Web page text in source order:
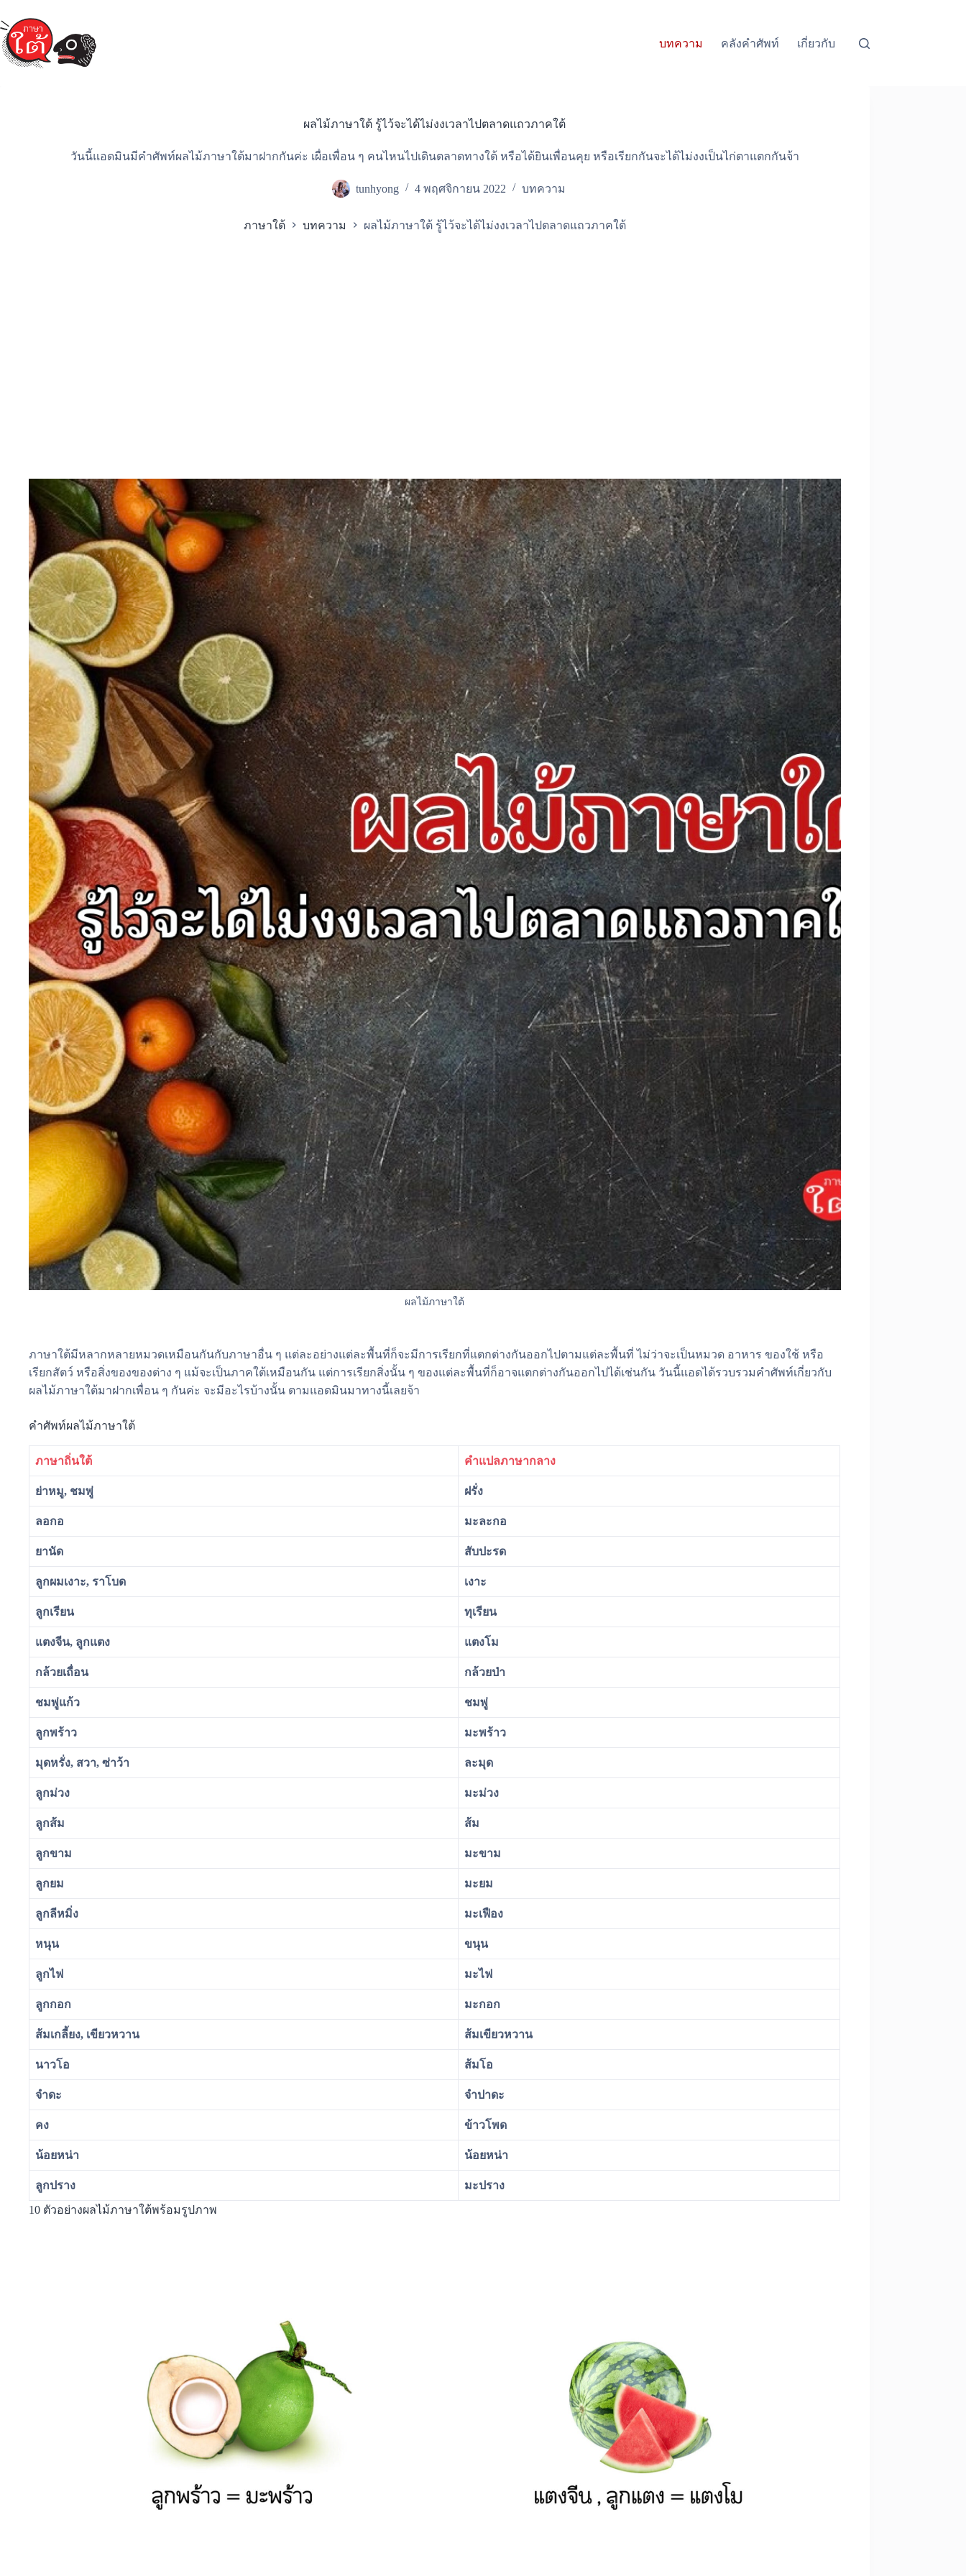
to
content
บทความ
คลังคำศัพท์ เกี่ยวกับ
ผลไม้ภาษาใต้ รู้ไว้จะได้ไม่งงเวลาไปตลาดแถวภาคใต้
วันนี้แอดมินมีคำศัพท์ผลไม้ภาษาใต้มาฝากกันค่ะ เผื่อเพื่อน ๆ คนไหนไปเดินตลาดทางใต้ หรือได้ยินเพื่อนคุย หรือเรียกกันจะได้ไม่งงเป็นไก่ตาแตกกันจ้า
tunhyong 4 พฤศจิกายน 2022 บทความ
ภาษาใต้ บทความ ผลไม้ภาษาใต้ รู้ไว้จะได้ไม่งงเวลาไปตลาดแถวภาคใต้
ผลไม้ภาษาใต้
ภาษาใต้มีหลากหลายหมวดเหมือนกันกับภาษาอื่น ๆ แต่ละอย่างแต่ละพื้นที่ก็จะมีการเรียกที่แตกต่างกันออกไปตามแต่ละพื้นที่ ไม่ว่าจะเป็นหมวด อาหาร ของใช้ หรือ
เรียกสัตว์ หรือสิ่งของของต่าง ๆ แม้จะเป็นภาคใต้เหมือนกัน แต่การเรียกสิ่งนั้น ๆ ของแต่ละพื้นที่ก็อาจแตกต่างกันออกไปได้เช่นกัน วันนี้แอดได้รวบรวมคำศัพท์เกี่ยวกับ
ผลไม้ภาษาใต้มาฝากเพื่อน ๆ กันค่ะ จะมีอะไรบ้างนั้น ตามแอดมินมาทางนี้เลยจ้า
คำศัพท์ผลไม้ภาษาใต้
ภาษาถิ่นใต้ คำแปลภาษากลาง
ย่าหมู, ชมพู่ ฝรั่ง
ลอกอ มะละกอ
ยานัด สับปะรด
ลูกผมเงาะ, ราโบด เงาะ
ลูกเรียน ทุเรียน
แตงจีน, ลูกแตง แตงโม
กล้วยเถื่อน กล้วยป่า
ชมพู่แก้ว ชมพู่
ลูกพร้าว มะพร้าว
มุดหรั่ง, สวา, ซ่าว้า ละมุด
ลูกม่วง มะม่วง
ลูกส้ม ส้ม
ลูกขาม มะขาม
ลูกยม มะยม
ลูกลีหมิ่ง มะเฟือง
หนุน ขนุน
ลูกไฟ มะไฟ
ลูกกอก มะกอก
ส้มเกลี้ยง, เขียวหวาน ส้มเขียวหวาน
นาวโอ ส้มโอ
จำดะ จำปาดะ
คง ข้าวโพด
น้อยหน่า น้อยหน่า
ลูกปราง
มะปราง
10 ตัวอย่างผลไม้ภาษาใต้พร้อมรูปภาพ